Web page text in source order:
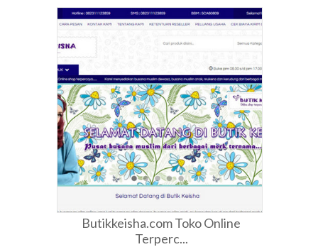
Butikkeisha.com Toko Online
Terperc...